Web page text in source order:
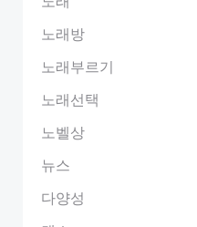
노래방
노래부르기
노래선택
노벨상
뉴스
다양성